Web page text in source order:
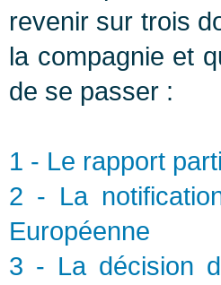
revenir sur trois
la compagnie et
de se passer :
1 - Le rapport
2 - La
Européenne
3 - La décision